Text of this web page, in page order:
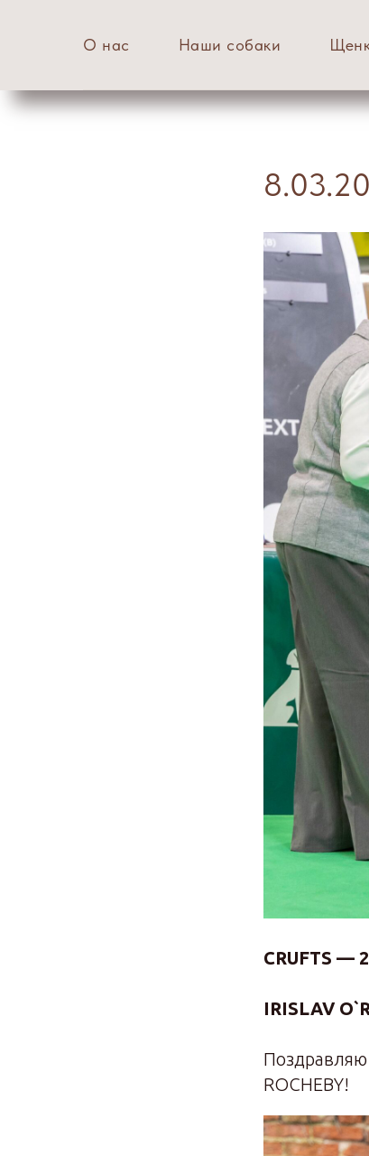
О нас Наши собаки
CRUFTS —
IRISLAV
ROCHEBY!